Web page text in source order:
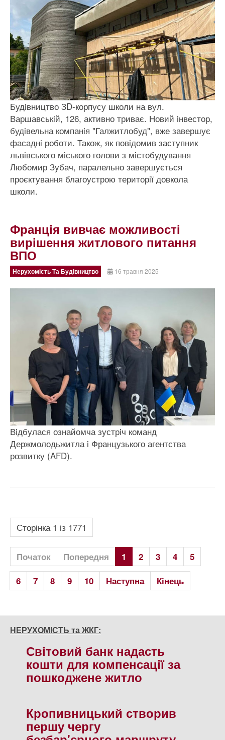
Будiвництво ЗD-корпусу школи на вул.
Варшавськiй, 126, активно триває. Новий iнвестор,
будiвельна компанiя "Галжитлобуд", вже завершує
фасаднi роботи. Також, як повiдомив заступник
львiвського мiського голови з мiстобудування
Любомир Зубач, паралельно завершується
проєктування благоустрою територiї довкола
школи.
Францiя вивчає можливостi
вирiшення житлового питання
ВПО
Нерухомість Та Будівництво 16 травня 2025
Вiдбулася ознайомча зустрiч команд
Держмолодьжитла i Французького агентства
розвитку (AFD).
Сторінка 1 із 1771
Початок Попередня 1 2 3 4
5
6
7 8 9 10 Наступна Кінець
НЕРУХОМІСТЬ та ЖКГ:
Свiтовий банк надасть
кошти для компенсацiї за
пошкоджене житло
Кропивницький створив
першу чергу